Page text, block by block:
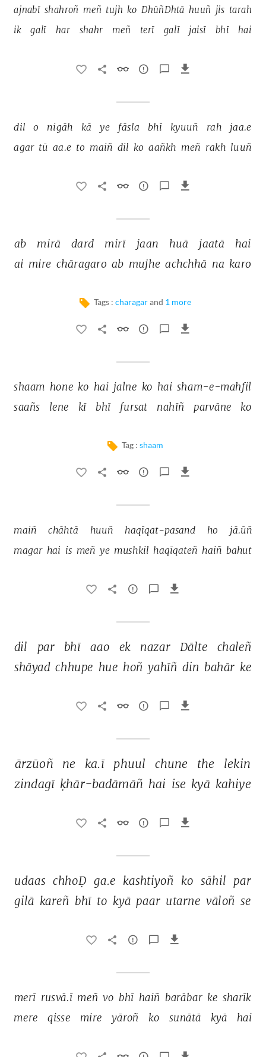
ajnabī shahroñ meñ tujh ko DhūñDhtā huuñ jis tarah
ik
galī har shahr meñ terī galī jaisī bhī hai
dil o nigāh kā ye fāsla bhī kyuuñ rah
jaa.e
agar tū aa.e to maiñ dil ko aañkh meñ rakh luuñ
ab mirā dard mirī jaan huā jaatā
hai
ai mire chāragaro ab mujhe achchhā na karo
Tags : charagarand 1 more
shaam hone ko hai jalne ko hai sham-e-mahfil
saañs
lene kī bhī fursat nahīñ parvāne ko
Tag : shaam
maiñ chāhtā huuñ haqīqat-pasand ho
jā.ūñ
magar hai is meñ ye mushkil haqīqateñ haiñ bahut
dil par bhī aao ek nazar Dālte
chaleñ
shāyad chhupe hue hoñ yahīñ din bahār ke
ārzūoñ ne ka.ī phuul chune the
lekin
zindagī ḳhār-badāmāñ hai ise kyā kahiye
udaas chhoḌ ga.e kashtiyoñ ko sāhil par
gilā kareñ bhī to kyā paar utarne vāloñ se
merī rusvā.ī meñ vo bhī haiñ barābar ke sharīk
mere
qisse mire yāroñ ko sunātā kyā hai